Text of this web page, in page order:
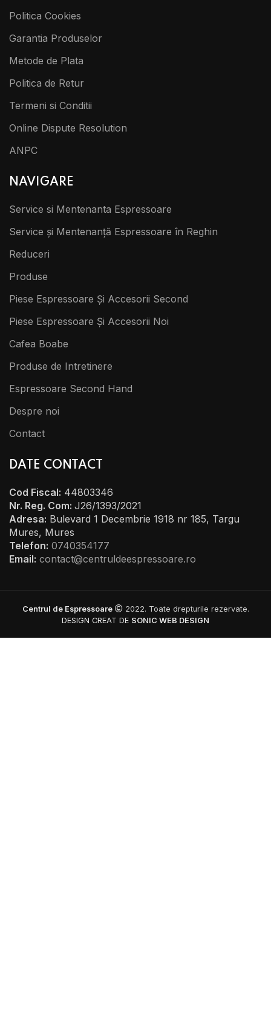
Politica Cookies
Garantia Produselor
Metode de Plata
Politica de Retur
Termeni si Conditii
Online Dispute Resolution
ANPC
NAVIGARE
Service si Mentenanta Espressoare
Service și Mentenanță Espressoare în Reghin
Reduceri
Produse
Piese Espressoare Și Accesorii Second
Piese Espressoare Și Accesorii Noi
Cafea Boabe
Produse de Intretinere
Espressoare Second Hand
Despre noi
Contact
DATE CONTACT
Cod Fiscal: 44803346
Nr. Reg. Com: J26/1393/2021
Adresa: Bulevard 1 Decembrie 1918 nr 185, Targu
Mures, Mures
Telefon: 0740354177
Email: contact@centruldeespressoare.ro
Centrul de Espressoare
2022. Toate drepturile rezervate.
DESIGN CREAT DE SONIC WEB DESIGN